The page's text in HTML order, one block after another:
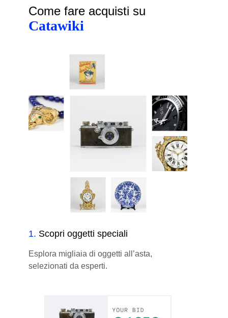
Come fare acquisti su
Catawiki
1. Scopri oggetti speciali
Esplora migliaia di oggetti all’asta,
selezionati da esperti.